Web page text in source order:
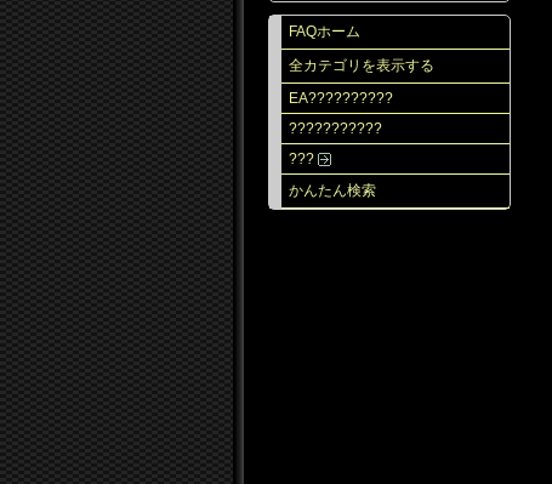
FAQホーム
全カテゴリを表示する
EA??????????
???????????
???
かんたん検索